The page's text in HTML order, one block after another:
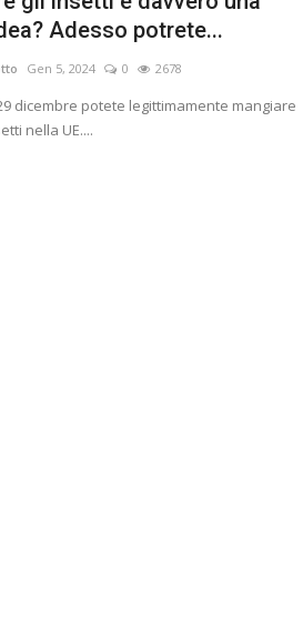
Adesso potrete...
Gen 5, 2024 0 2678
dicembre potete legittimamente mangiare
nella UE....